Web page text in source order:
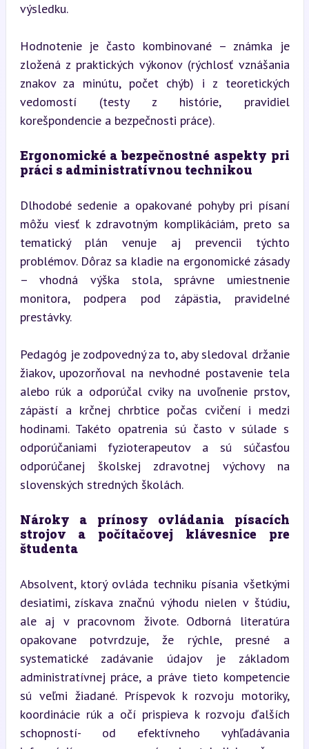
výsledku.
Hodnotenie je často kombinované – známka je
zložená z praktických výkonov (rýchlosť vznášania
znakov za minútu, počet chýb) i z teoretických
vedomostí (testy z histórie, pravidiel
korešpondencie a bezpečnosti práce).
Ergonomické a bezpečnostné aspekty pri
práci s administratívnou technikou
Dlhodobé sedenie a opakované pohyby pri písaní
môžu viesť k zdravotným komplikáciám, preto sa
tematický plán venuje aj prevencii týchto
problémov. Dôraz sa kladie na ergonomické zásady
– vhodná výška stola, správne umiestnenie
monitora, podpera pod zápästia, pravidelné
prestávky.
Pedagóg je zodpovedný za to, aby sledoval držanie
žiakov, upozorňoval na nevhodné postavenie tela
alebo rúk a odporúčal cviky na uvoľnenie prstov,
zápästí a krčnej chrbtice počas cvičení i medzi
hodinami. Takéto opatrenia sú často v súlade s
odporúčaniami fyzioterapeutov a sú súčasťou
odporúčanej školskej zdravotnej výchovy na
slovenských stredných školách.
Nároky a prínosy ovládania písacích
strojov a počítačovej klávesnice pre
študenta
Absolvent, ktorý ovláda techniku písania všetkými
desiatimi, získava značnú výhodu nielen v štúdiu,
ale aj v pracovnom živote. Odborná literatúra
opakovane potvrdzuje, že rýchle, presné a
systematické zadávanie údajov je základom
administratívnej práce, a práve tieto kompetencie
sú veľmi žiadané. Príspevok k rozvoju motoriky,
koordinácie rúk a očí prispieva k rozvoju ďalších
schopností- od efektívneho vyhľadávania